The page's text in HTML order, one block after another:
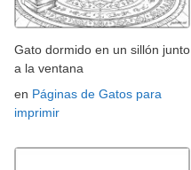
Gato dormido en un sillón junto
a la ventana
en Páginas de Gatos para
imprimir